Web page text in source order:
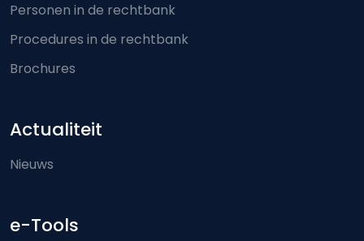
Personen in de rechtbank
Procedures in de rechtbank
Brochures
Actualiteit
Nieuws
e-Tools